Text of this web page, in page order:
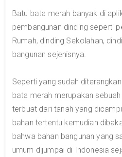
Batu bata merah banyak di
pembangunan dinding seperti
Rumah, dinding Sekolahan,
bangunan sejenisnya.
Seperti yang sudah
bata merah merupakan
terbuat dari tanah yang
bahan tertentu kemudian
bahwa bahan bangunan yang
umum dijumpai di Indonesia